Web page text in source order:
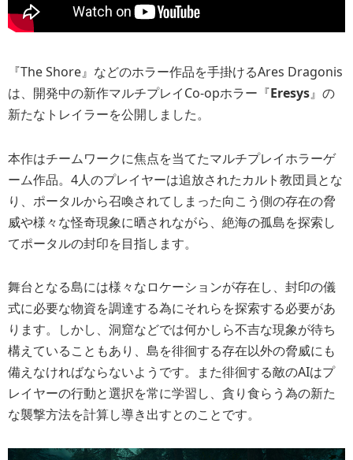
『The Shore』などのホラー作品を手掛けるAres Dragonis
は、開発中の新作マルチプレイCo-opホラー『Eresys』の
新たなトレイラーを公開しました。
本作はチームワークに焦点を当てたマルチプレイホラーゲ
ーム作品。4人のプレイヤーは追放されたカルト教団員とな
り、ポータルから召喚されてしまった向こう側の存在の脅
威や様々な怪奇現象に晒されながら、絶海の孤島を探索し
てポータルの封印を目指します。
舞台となる島には様々なロケーションが存在し、封印の儀
式に必要な物資を調達する為にそれらを探索する必要があ
ります。しかし、洞窟などでは何かしら不吉な現象が待ち
構えていることもあり、島を徘徊する存在以外の脅威にも
備えなければならないようです。また徘徊する敵のAIはプ
レイヤーの行動と選択を常に学習し、貪り食らう為の新た
な襲撃方法を計算し導き出すとのことです。